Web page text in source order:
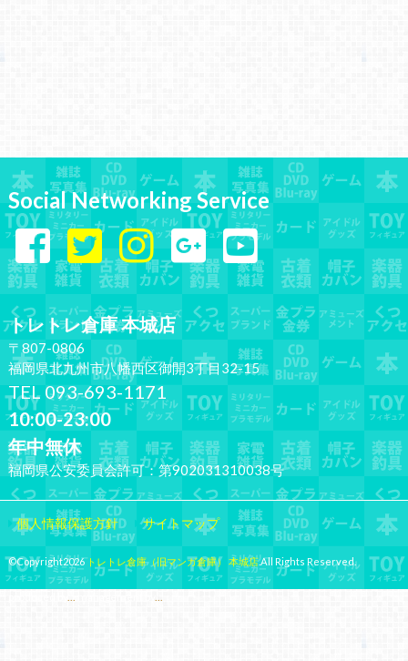
Social Networking Service
トレトレ倉庫 本城店
〒807-0806
福岡県北九州市八幡西区御開3丁目32-15
TEL 093-693-1171
10:00-23:00
年中無休
福岡県公安委員会許可：第902031310038号
個人情報保護方針 サイトマップ
©Copyright2026トレトレ倉庫（旧マンガ倉庫） 本城店.All Rights Reserved.
... ...